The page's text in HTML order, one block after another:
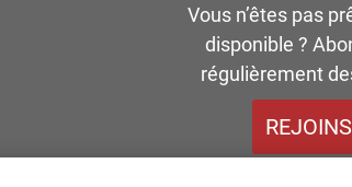
Vous n’êtes pas
disponible ?
régulièrement